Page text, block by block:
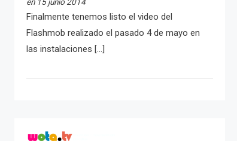
Finalmente tenemos listo el video del
Flashmob realizado el pasado 4 de mayo en
las instalaciones […]